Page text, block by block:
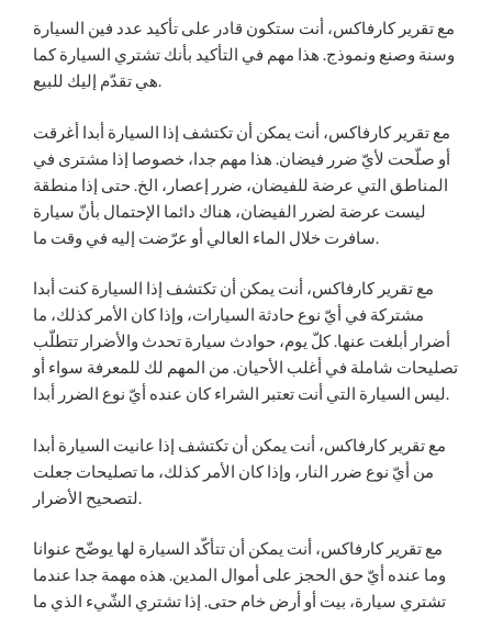
مع تقرير كارفاكس، أنت ستكون قادر على تأكيد عدد فين السيارة
وسنة وصنع ونموذج. هذا مهم في التأكيد بأنك تشتري السيارة كما
هي تقدّم إليك للبيع.
مع تقرير كارفاكس، أنت يمكن أن تكتشف إذا السيارة أبدا أغرقت
أو صلّحت لأيّ ضرر فيضان. هذا مهم جدا، خصوصا إذا مشترى في
المناطق التي عرضة للفيضان، ضرر إعصار، الخ. حتى إذا منطقة
ليست عرضة لضرر الفيضان، هناك دائما الإحتمال بأنّ سيارة
سافرت خلال الماء العالي أو عرّضت إليه في وقت ما.
مع تقرير كارفاكس، أنت يمكن أن تكتشف إذا السيارة كنت أبدا
مشتركة في أيّ نوع حادثة السيارات، وإذا كان الأمر كذلك، ما
أضرار أبلغت عنها. كلّ يوم، حوادث سيارة تحدث والأضرار تتطلّب
تصليحات شاملة في أغلب الأحيان. من المهم لك للمعرفة سواء أو
ليس السيارة التي أنت تعتبر الشراء كان عنده أيّ نوع الضرر أبدا.
مع تقرير كارفاكس، أنت يمكن أن تكتشف إذا عانيت السيارة أبدا
من أيّ نوع ضرر النار، وإذا كان الأمر كذلك، ما تصليحات جعلت
لتصحيح الأضرار.
مع تقرير كارفاكس، أنت يمكن أن تتأكّد السيارة لها يوضّح عنوانا
وما عنده أيّ حق الحجز على أموال المدين. هذه مهمة جدا عندما
تشتري سيارة، بيت أو أرض خام حتى. إذا تشتري الشّيء الذي ما